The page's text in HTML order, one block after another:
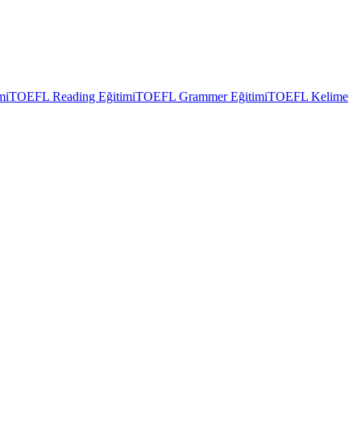
TOEFL Reading EğitimiTOEFL Grammer EğitimiTOEFL Kelime